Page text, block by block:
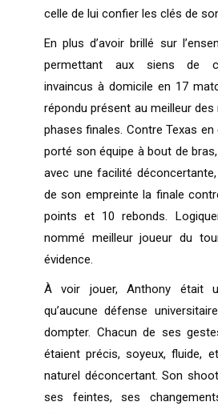
celle de lui confier les clés de
En plus d’avoir brillé sur
permettant aux siens de
invaincus à domicile en 17
répondu présent au meilleur
phases finales. Contre Texas
porté son équipe à bout de
avec une facilité
de son empreinte la finale
points et 10 rebonds.
nommé meilleur joueur du
évidence.
À voir jouer, Anthony était
qu’aucune défense
dompter. Chacun de ses
étaient précis, soyeux, fluide,
naturel déconcertant. Son
ses feintes, ses